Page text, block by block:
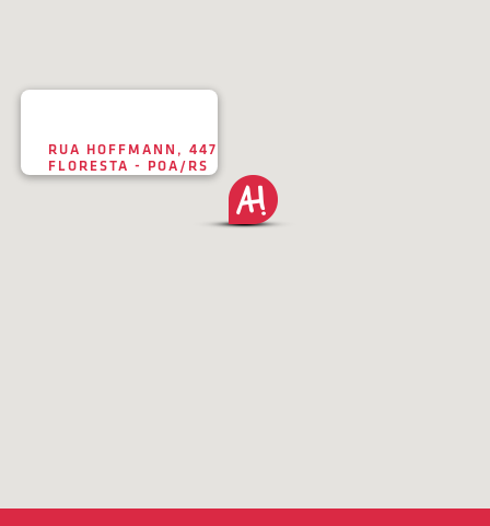
RUA HOFFMANN, 447
FLORESTA - POA/RS